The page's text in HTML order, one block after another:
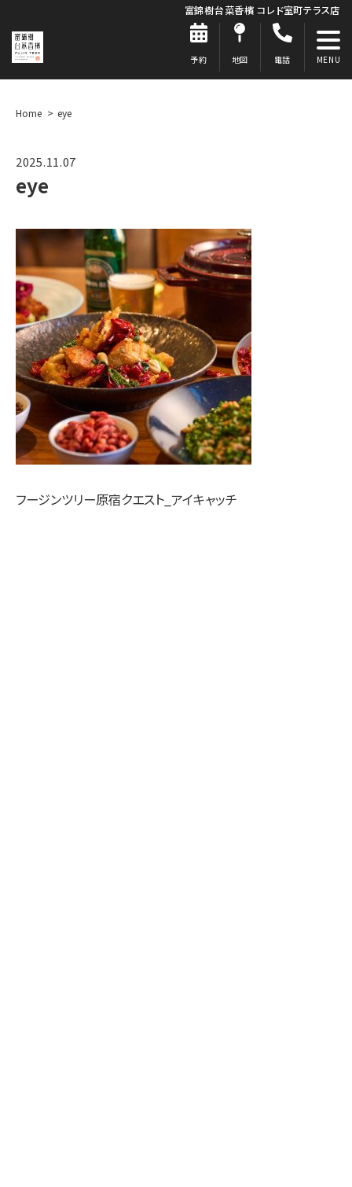
富錦樹台菜香檳 コレド室町テラス店
予約 地図 電話
Home eye
2025.11.07
eye
フージンツリー原宿クエスト_アイキャッチ